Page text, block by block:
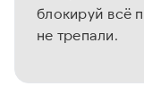
блокируй всё
не трепали.